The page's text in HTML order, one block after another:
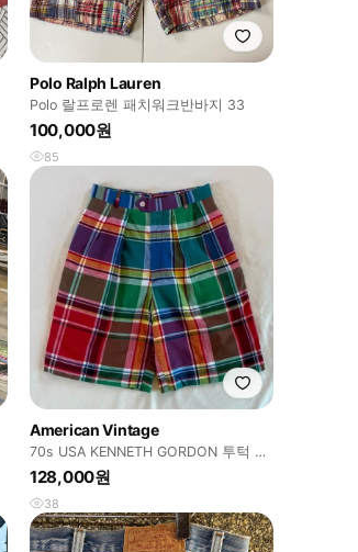
Polo Ralph Lauren
Polo 랄프로렌 패치워크반바지 33
100,000원
85
American Vintage
70s USA KENNETH GORDON 투턱 마
드라스 쇼츠 (28)
128,000원
38